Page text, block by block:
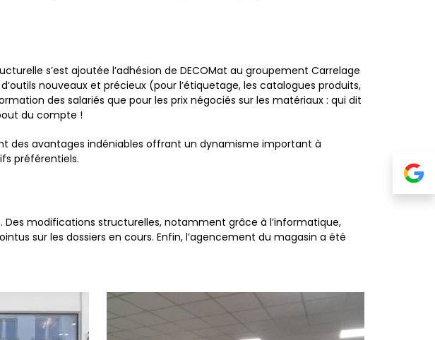
s’est ajoutée l’adhésion de DECOMat au groupement Carrelage
nouveaux et précieux (pour l’étiquetage, les catalogues produits,
des salariés que pour les prix négociés sur les matériaux : qui dit
du compte !
des avantages indéniables offrant un dynamisme important à
préférentiels.
Des modifications structurelles, notamment grâce à l’informatique,
sur les dossiers en cours. Enfin, l’agencement du magasin a été